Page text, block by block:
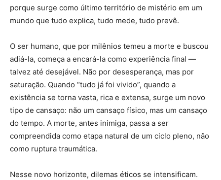
porque surge como último território de mistério em um
mundo que tudo explica, tudo mede, tudo prevê.
O ser humano, que por milênios temeu a morte e buscou
adiá-la, começa a encará-la como experiência final —
talvez até desejável. Não por desesperança, mas por
saturação. Quando “tudo já foi vivido”, quando a
existência se torna vasta, rica e extensa, surge um novo
tipo de cansaço: não um cansaço físico, mas um cansaço
do tempo. A morte, antes inimiga, passa a ser
compreendida como etapa natural de um ciclo pleno, não
como ruptura traumática.
Nesse novo horizonte, dilemas éticos se intensificam.